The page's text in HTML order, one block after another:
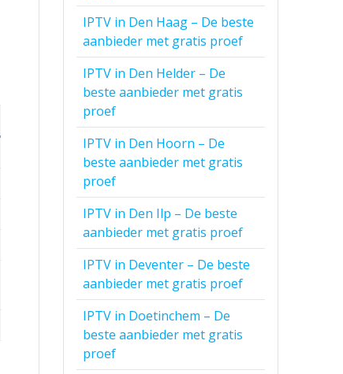
IPTV in Den Haag – De beste
aanbieder met gratis proef
IPTV in Den Helder – De
beste aanbieder met gratis
proef
IPTV in Den Hoorn – De
beste aanbieder met gratis
proef
IPTV in Den Ilp – De beste
aanbieder met gratis proef
IPTV in Deventer – De beste
aanbieder met gratis proef
IPTV in Doetinchem – De
beste aanbieder met gratis
proef